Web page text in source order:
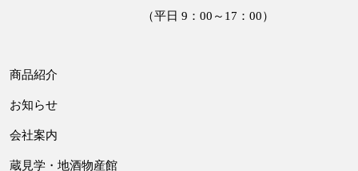
（平日 9：00～17：00）
商品紹介
お知らせ
会社案内
蔵見学・地酒物産館